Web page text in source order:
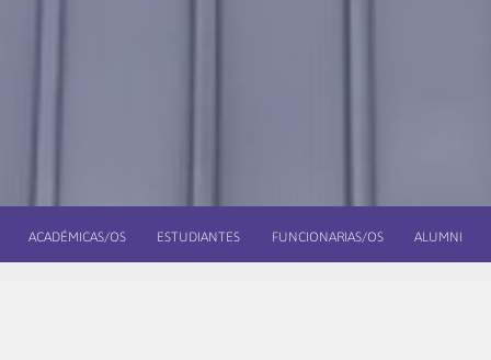
ACADÉMICAS/OS ESTUDIANTES FUNCIONARIAS/OS ALUMNI